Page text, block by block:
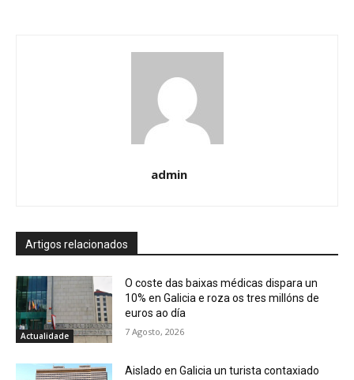
admin
Artigos relacionados
Actualidade
O coste das baixas médicas dispara un
10% en Galicia e roza os tres millóns de
euros ao día
7 Agosto, 2026
Aislado en Galicia un turista contaxiado